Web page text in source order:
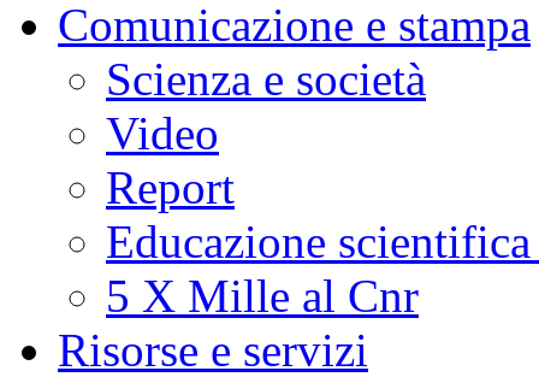
Comunicazione e stampa
Scienza e società
Video
Report
Educazione
5 X Mille al Cnr
Risorse e servizi